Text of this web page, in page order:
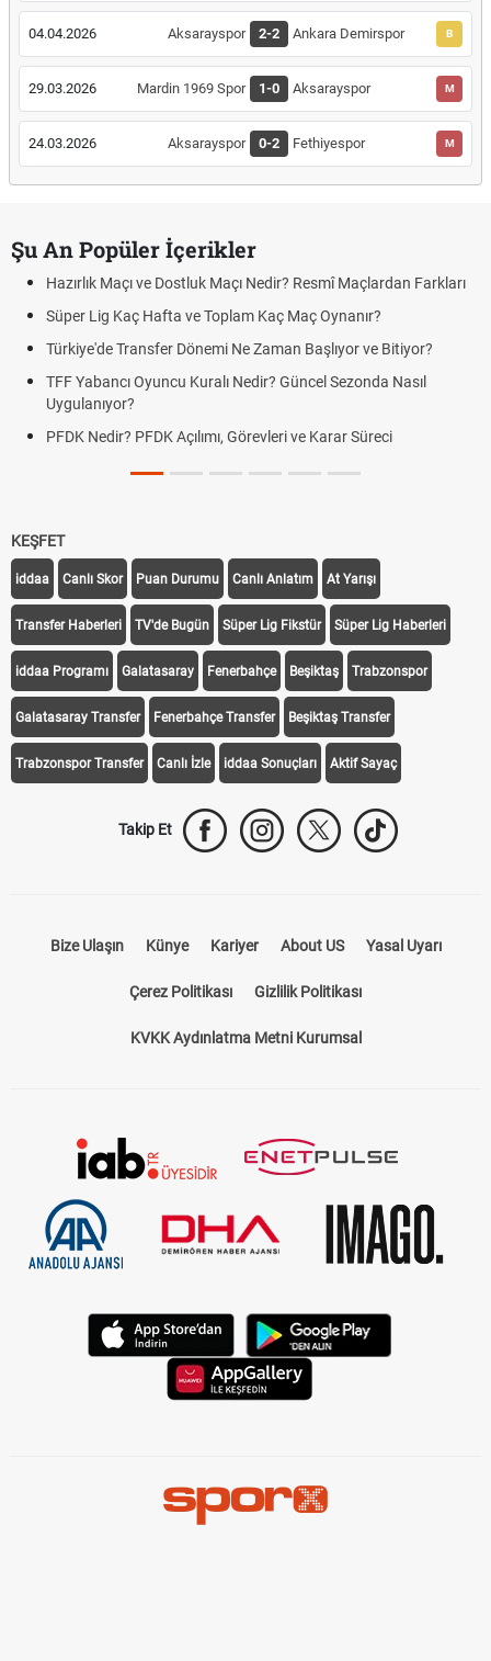
04.04.2026 Aksarayspor 2-2 Ankara Demirspor B
29.03.2026 Mardin 1969 Spor 1-0 Aksarayspor M
24.03.2026 Aksarayspor 0-2 Fethiyespor M
Şu An Popüler İçerikler
Hazırlık Maçı ve Dostluk Maçı Nedir? Resmî Maçlardan Farkları
Süper Lig Kaç Hafta ve Toplam Kaç Maç Oynanır?
Türkiye'de Transfer Dönemi Ne Zaman Başlıyor ve Bitiyor?
TFF Yabancı Oyuncu Kuralı Nedir? Güncel Sezonda Nasıl
Uygulanıyor?
PFDK Nedir? PFDK Açılımı, Görevleri ve Karar Süreci
KEŞFET
iddaa Canlı Skor Puan Durumu Canlı Anlatım At Yarışı
Transfer Haberleri TV'de Bugün Süper Lig Fikstür Süper Lig Haberleri
iddaa Programı Galatasaray Fenerbahçe Beşiktaş Trabzonspor
Galatasaray Transfer Fenerbahçe Transfer Beşiktaş Transfer
Trabzonspor Transfer Canlı İzle iddaa Sonuçları Aktif Sayaç
Takip Et
Bize Ulaşın Künye Kariyer About US Yasal Uyarı
Çerez Politikası Gizlilik Politikası
KVKK Aydınlatma Metni Kurumsal